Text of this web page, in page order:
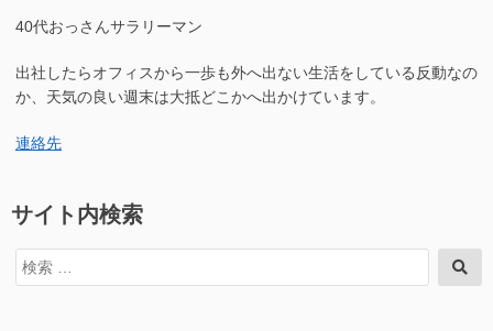
つ
い
す
問
題
に
40代おっさんサラリーマン
出社したらオフィスから一歩も外へ出ない生活をしている反動なの
か、天気の良い週末は大抵どこかへ出かけています。
連絡先
サイト内検索
検
索
索